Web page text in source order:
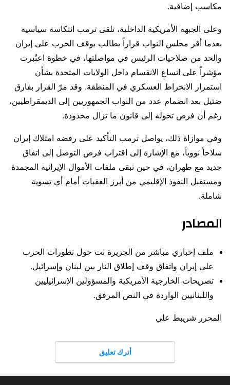
مكاسب إضافية.
وعلى الجبهة الأمريكية الداخلية، تلقى ترمب انتكاسة سياسية
بعدما أقر مجلس النواب قراراً يطالب بوقف الحرب على إيران
والحد من صلاحيات الرئيس في مواصلتها، في خطوة اعتُبرت
مؤشراً على اتساع الانقسام داخل الولايات المتحدة بشأن
استمرار الانخراط العسكري في المنطقة. وقد مرّ القرار بفارق
ضئيل بعد انضمام عدد من النواب الجمهوريين إلى الديمقراطيين،
رغم أن فرص تحوله إلى قانون ما تزال محدودة.
وفي موازاة ذلك، يواصل ترمب التأكيد على رفضه امتلاك إيران
سلاحاً نووياً، مع الإشارة إلى اقتراب فرص التوصل إلى اتفاق
جديد مع طهران، في حين تبقى ملفات الأموال الإيرانية المجمدة
ومستقبل النفوذ الإقليمي من أبرز العقبات أمام أي تسوية
شاملة.
المصادر
ملف إخباري مباشر من الجزيرة نت حول تطورات الحرب
على إيران واتفاق وقف إطلاق النار بين لبنان وإسرائيل.
تصريحات الخارجية الأمريكية والمسؤولين الإسرائيليين
واللبنانيين الواردة في النص المرفق.
المحرر شريبط علي
أترك تعليق